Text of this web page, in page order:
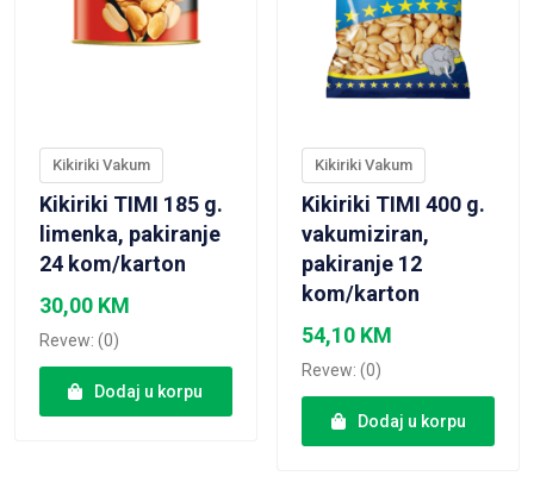
Kikiriki Vakum
Kikiriki TIMI 185 g.
limenka, pakiranje
24 kom/karton
30,00 KM
Revew: (0)
Dodaj u korpu
Kikiriki Vakum
Kikiriki TIMI 400 g.
vakumiziran,
pakiranje 12
kom/karton
54,10 KM
Revew: (0)
Dodaj u korpu